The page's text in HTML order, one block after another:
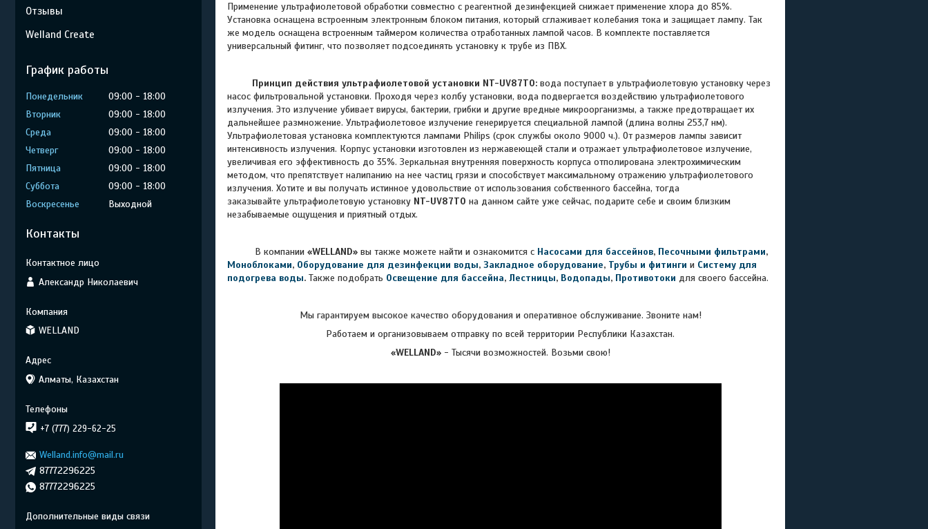
Применение ультрафиолетовой обработки совместно с реагентной дезинфекцией снижает применение хлора до 85%.
Установка оснащена встроенным электронным блоком питания, который сглаживает колебания тока и защищает лампу. Так
же модель оснащена встроенным таймером количества отработанных лампой часов. В комплекте поставляется
универсальный фитинг, что позволяет подсоединять установку к трубе из ПВХ.
Принцип действия ультрафиолетовой установки NT-UV87TO: вода поступает в ультрафиолетовую установку через
насос фильтровальной установки. Проходя через колбу установки, вода подвергается воздействию ультрафиолетового
излучения. Это излучение убивает вирусы, бактерии, грибки и другие вредные микроорганизмы, а также предотвращает их
дальнейшее размножение. Ультрафиолетовое излучение генерируется специальной лампой (длина волны 253,7 нм).
Ультрафиолетовая установка комплектуются лампами Philips (срок службы около 9000 ч.). От размеров лампы зависит
интенсивность излучения. Корпус установки изготовлен из нержавеющей стали и отражает ультрафиолетовое излучение,
увеличивая его эффективность до 35%. Зеркальная внутренняя поверхность корпуса отполирована электрохимическим
методом, что препятствует налипанию на нее частиц грязи и способствует максимальному отражению ультрафиолетового
излучения. Хотите и вы получать истинное удовольствие от использования собственного бассейна, тогда
заказывайте ультрафиолетовую установку NT-UV87TO на данном сайте уже сейчас, подарите себе и своим близким
незабываемые ощущения и приятный отдых.
В компании «WELLAND» вы также можете найти и ознакомится с Насосами для бассейнов, Песочными фильтрами,
Моноблоками, Оборудование для дезинфекции воды, Закладное оборудование, Трубы и фитинги и Систему для
подогрева воды. Также подобрать Освещение для бассейна, Лестницы, Водопады, Противотоки для своего бассейна.
Мы гарантируем высокое качество оборудования и оперативное обслуживание. Звоните нам!
Работаем и организовываем отправку по всей территории Республики Казахстан.
«WELLAND»- Тысячи возможностей. Возьми свою!
Отзывы
Welland Create
График работы
Понедельник 09:00
18:00
Вторник
09:00
18:00
Среда
09:00
18:00
Четверг
09:00
18:00
Пятница
09:00
18:00
Суббота
09:00
18:00
Воскресенье
Выходной
Контакты
Александр Николаевич
WELLAND
Алматы, Казахстан
+7 (777) 229-62-25
Welland.info@mail.ru
87772296225
87772296225